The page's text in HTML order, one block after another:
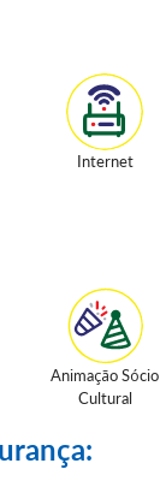
Internet
Animação Sócio
Cultural